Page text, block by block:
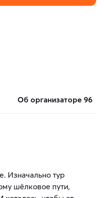
об организаторе 96
Изначально тур
шёлковое пути,